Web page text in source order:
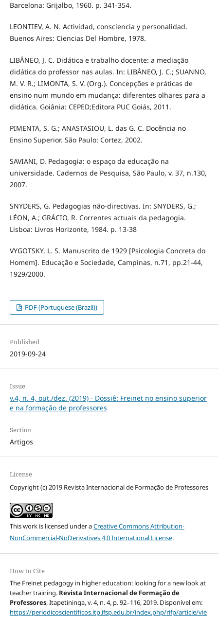
Barcelona: Grijalbo, 1960. p. 341-354.
LEONTIEV, A. N. Actividad, consciencia y personalidad.
Buenos Aires: Ciencias Del Hombre, 1978.
LIBÂNEO, J. C. Didática e trabalho docente: a mediação
didática do professor nas aulas. In: LIBÂNEO, J. C.; SUANNO,
M. V. R.; LIMONTA, S. V. (Org.). Concepções e práticas de
ensino num mundo em mudança: diferentes olhares para a
didática. Goiânia: CEPED;Editora PUC Goiás, 2011.
PIMENTA, S. G.; ANASTASIOU, L. das G. C. Docência no
Ensino Superior. São Paulo: Cortez, 2002.
SAVIANI, D. Pedagogia: o espaço da educação na
universidade. Cadernos de Pesquisa, São Paulo, v. 37, n.130,
2007.
SNYDERS, G. Pedagogias não-directivas. In: SNYDERS, G.;
LÉON, A.; GRÁCIO, R. Correntes actuais da pedagogia.
Lisboa: Livros Horizonte, 1984. p. 13-38
VYGOTSKY, L. S. Manuscrito de 1929 [Psicologia Concreta do
Homem]. Educação e Sociedade, Campinas, n.71, pp.21-44,
1929/2000.
PDF (Portuguese (Brazil))
Published
2019-09-24
Issue
v.4, n. 4, out./dez. (2019) - Dossiê: Freinet no ensino superior
e na formação de professores
Section
Artigos
License
Copyright (c) 2019 Revista Internacional de Formação de Professores
This work is licensed under aCreative Commons Attribution-
NonCommercial-NoDerivatives 4.0 International License.
How to Cite
The Freinet pedagogy in higher education: looking for a new look at
teacher training. Revista Internacional de Formação de
Professores, Itapetininga, v. 4, n. 4, p. 92–116, 2019. Disponível em:
https://periodicoscientificos.itp.ifsp.edu.br/index.php/rifp/article/vie